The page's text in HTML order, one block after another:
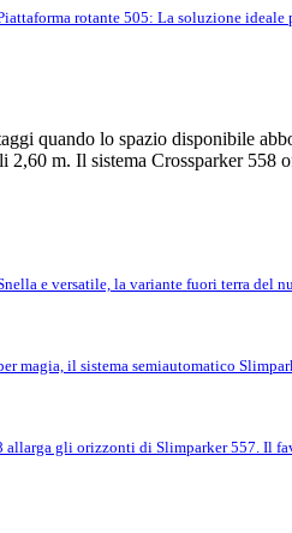
rotante 505: La soluzione
quando lo spazio disponibile
2,60 m. Il sistema Crossparker
e versatile, la variante fuori terra del
magia, il sistema semiautomatico
allarga gli orizzonti di Slimparker 557. Il